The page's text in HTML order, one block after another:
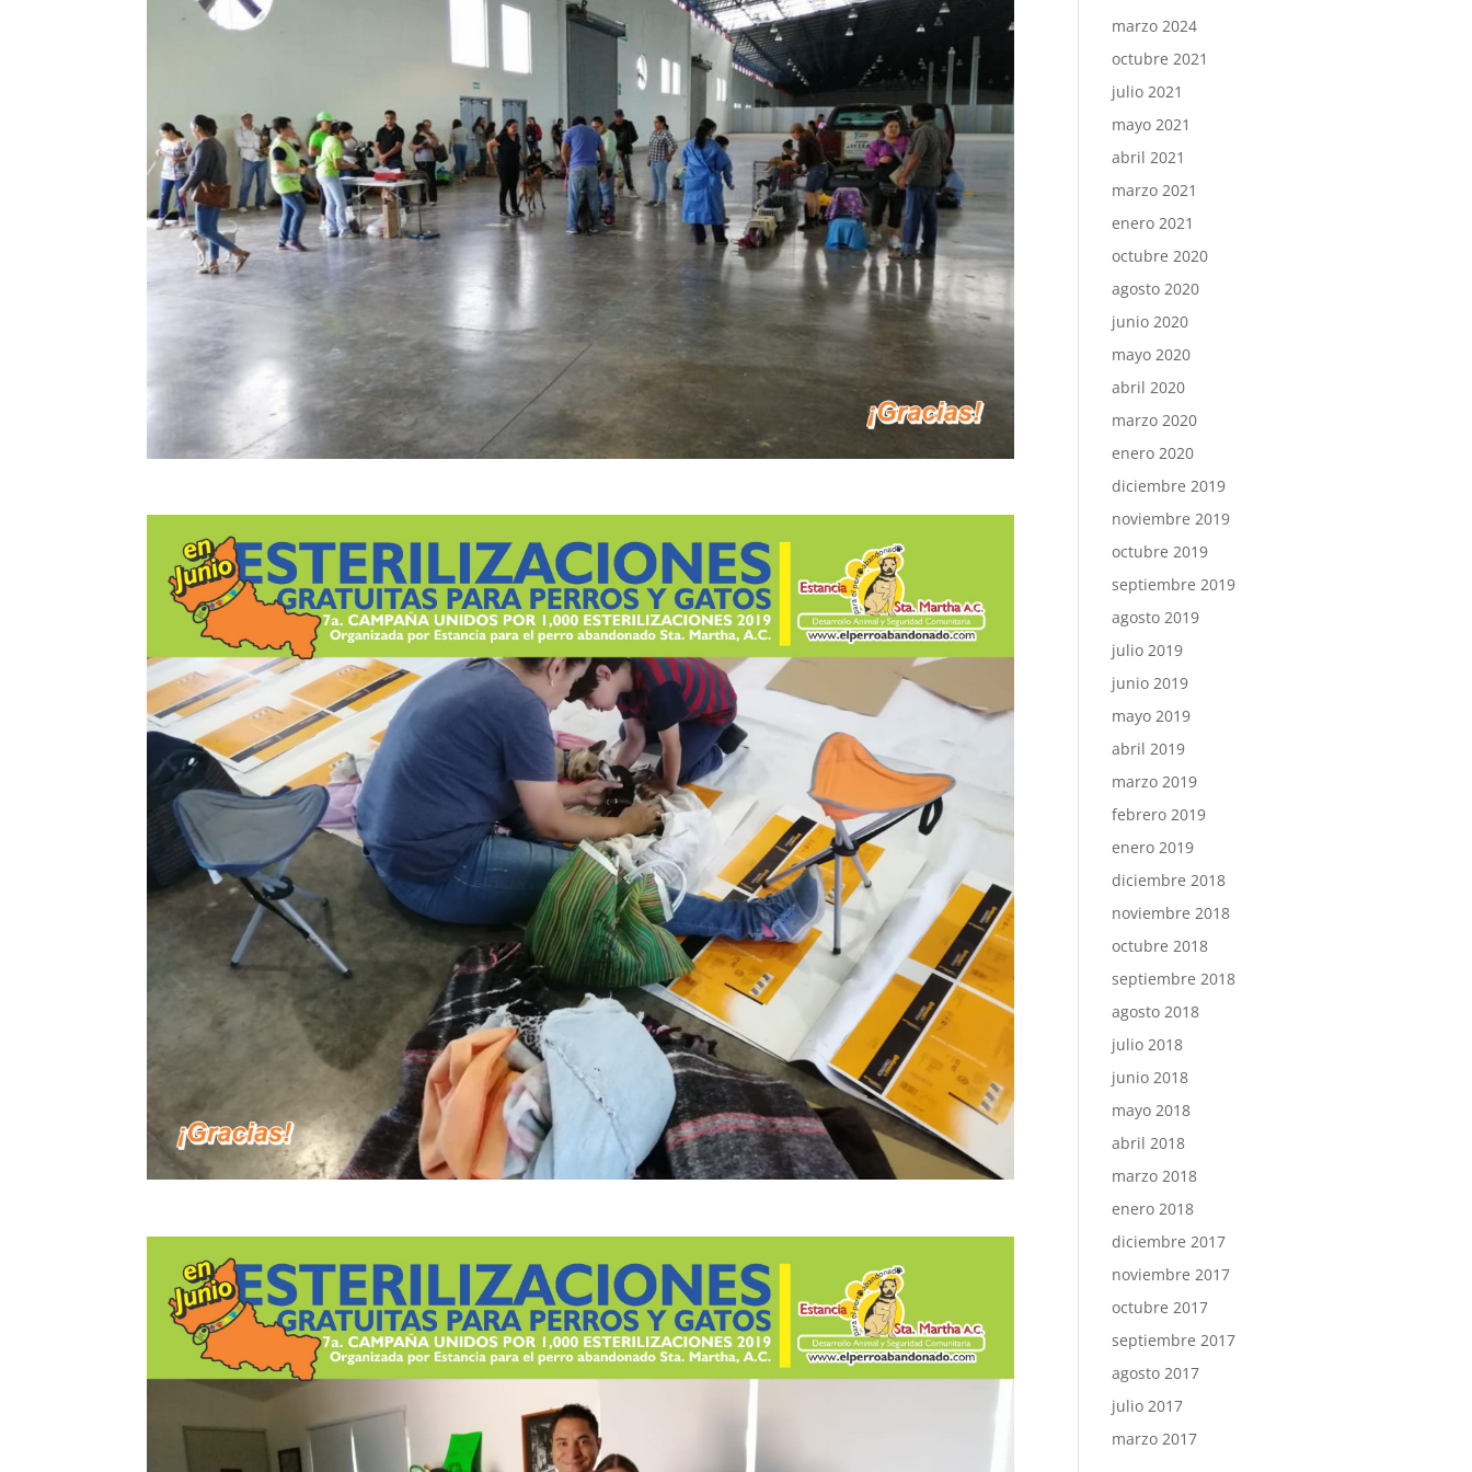
marzo 2024
octubre 2021
julio 2021
mayo 2021
abril 2021
marzo 2021
enero 2021
octubre 2020
agosto 2020
junio 2020
mayo 2020
abril 2020
marzo 2020
enero 2020
diciembre 2019
noviembre 2019
octubre 2019
septiembre 2019
agosto 2019
julio 2019
junio 2019
mayo 2019
abril 2019
marzo 2019
febrero 2019
enero 2019
diciembre 2018
noviembre 2018
octubre 2018
septiembre 2018
agosto 2018
julio 2018
junio 2018
mayo 2018
abril 2018
marzo 2018
enero 2018
diciembre 2017
noviembre 2017
octubre 2017
septiembre 2017
agosto 2017
julio 2017
marzo 2017